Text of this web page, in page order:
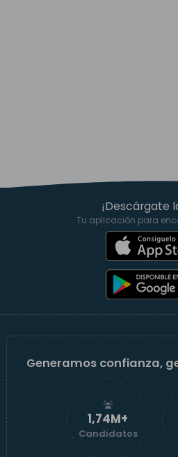
¡Descárgate
Tu aplicación para
Generamos confianza,
1,74M+
Candidatos